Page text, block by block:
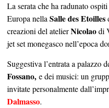
La serata che ha radunato
Europa nella Salle des Etoilles
creazioni del atelierNicolaodi
jet set monegasco nell’epoca
Suggestiva l’entrata a palazzo
Fossano, e dei musici: un
invitate personalmente
Dalmasso.